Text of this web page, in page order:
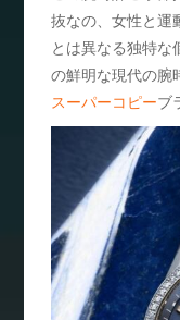
抜なの、女性と運
とは異なる独特
の鮮明な現代の腕
スーパーコピーブ